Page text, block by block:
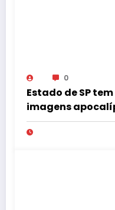
0
Estado de SP
imagens
na região